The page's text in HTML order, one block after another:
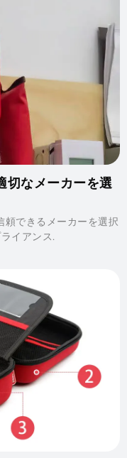
切なメーカーを選
頼できるメーカーを選択
イアンス.